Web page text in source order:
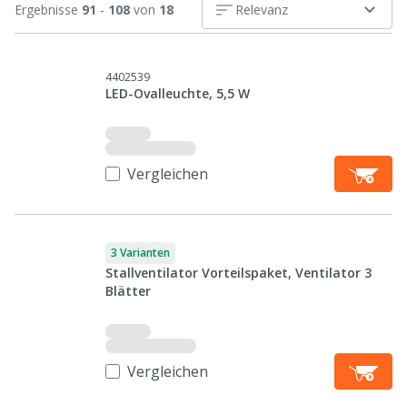
Ergebnisse 91 - 108 von 18 Relevanz
4402539
LED-Ovalleuchte, 5,5 W
Vergleichen
3 Varianten
Stallventilator Vorteilspaket, Ventilator 3
Blätter
Vergleichen